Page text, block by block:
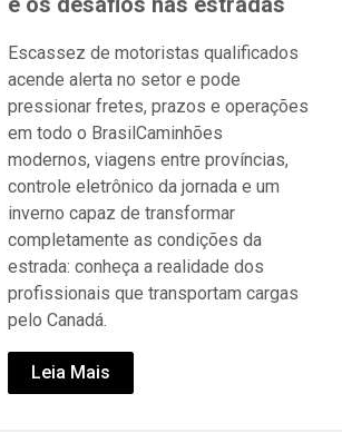
Escassez de motoristas qualificados
acende alerta no setor e pode
pressionar fretes, prazos e operações
em todo o BrasilCaminhões
modernos, viagens entre províncias,
controle eletrônico da jornada e um
inverno capaz de transformar
completamente as condições da
estrada: conheça a realidade dos
profissionais que transportam cargas
pelo Canadá.
Leia Mais